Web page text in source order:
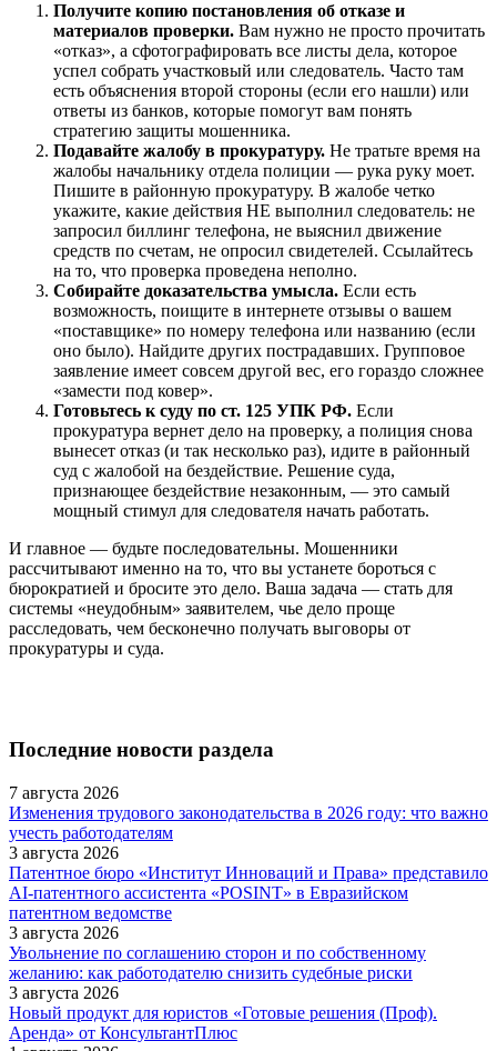
Получите копию постановления об отказе и
материалов проверки. Вам нужно не просто прочитать
«отказ», а сфотографировать все листы дела, которое
успел собрать участковый или следователь. Часто там
есть объяснения второй стороны (если его нашли) или
ответы из банков, которые помогут вам понять
стратегию защиты мошенника.
Подавайте жалобу в прокуратуру. Не тратьте время на
жалобы начальнику отдела полиции — рука руку моет.
Пишите в районную прокуратуру. В жалобе четко
укажите, какие действия НЕ выполнил следователь: не
запросил биллинг телефона, не выяснил движение
средств по счетам, не опросил свидетелей. Ссылайтесь
на то, что проверка проведена неполно.
Собирайте доказательства умысла. Если есть
возможность, поищите в интернете отзывы о вашем
«поставщике» по номеру телефона или названию (если
оно было). Найдите других пострадавших. Групповое
заявление имеет совсем другой вес, его гораздо сложнее
«замести под ковер».
Готовьтесь к суду по ст. 125 УПК РФ. Если
прокуратура вернет дело на проверку, а полиция снова
вынесет отказ (и так несколько раз), идите в районный
суд с жалобой на бездействие. Решение суда,
признающее бездействие незаконным, — это самый
мощный стимул для следователя начать работать.
И главное — будьте последовательны. Мошенники
рассчитывают именно на то, что вы устанете бороться с
бюрократией и бросите это дело. Ваша задача — стать для
системы «неудобным» заявителем, чье дело проще
расследовать, чем бесконечно получать выговоры от
прокуратуры и суда.
Последние новости раздела
7 августа 2026
Изменения трудового законодательства в 2026 году: что важно
учесть работодателям
3 августа 2026
Патентное бюро «Институт Инноваций и Права» представило
AI-патентного ассистента «POSINT» в Евразийском
патентном ведомстве
3 августа 2026
Увольнение по соглашению сторон и по собственному
желанию: как работодателю снизить судебные риски
3 августа 2026
Новый продукт для юристов «Готовые решения (Проф).
Аренда» от КонсультантПлюс